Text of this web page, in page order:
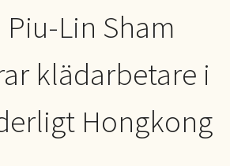
Lin Sham
klädarbetare i
Hongkong